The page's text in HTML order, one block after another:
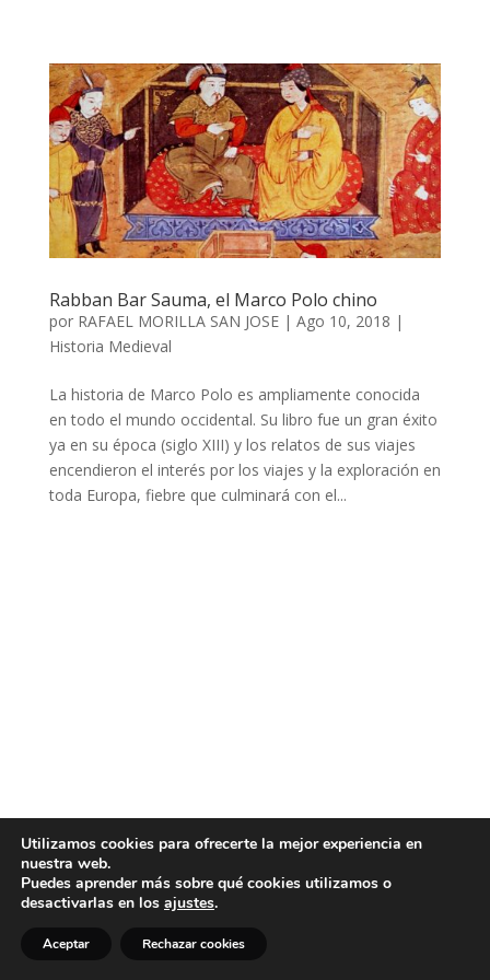
Rabban Bar Sauma, el Marco Polo chino
por RAFAEL MORILLA SAN JOSE| Ago 10, 2018 |
Historia Medieval
La historia de Marco Polo es ampliamente conocida
en todo el mundo occidental. Su libro fue un gran éxito
ya en su época (siglo XIII) y los relatos de sus viajes
encendieron el interés por los viajes y la exploración en
toda Europa, fiebre que culminará con el...
Utilizamos cookies para ofrecerte la mejor experiencia en
nuestra web.
Puedes aprender más sobre qué cookies utilizamos o
desactivarlas en los ajustes.
Aceptar Rechazar cookies